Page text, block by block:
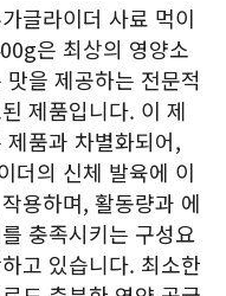
글라이더 사료 먹이
은 최상의 영양소
맛을 제공하는 전문적
제품입니다. 이 제
제품과 차별화되어,
더의 신체 발육에 이
용하며, 활동량과 에
충족시키는 구성요
고 있습니다. 최소한